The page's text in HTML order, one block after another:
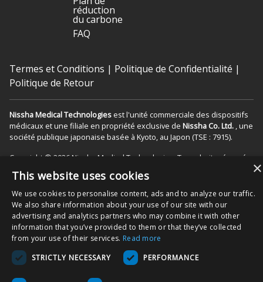
réduction
du carbone
FAQ
Termes et Conditions | Politique de Confidentialité |
Politique de Retour
Nissha Medical Technologies est l'unité commerciale des dispositifs
médicaux et une filiale en propriété exclusive de Nissha Co. Ltd. , une
société publique japonaise basée à Kyoto, au Japon (TSE : 7915).
Copyright © 2026 Nissha Medical Technologies, Tous droits réservés.
En commandant nos produits sur ce site internet, vous reconnaissez
que ces derniers peuvent être étiquetés « Rx Only », donc destinés à
être utilisés comme dispositif médical dans le(s) contexte(s) de
soin(s) approprié(s) aux patients. Vous acceptez également d’utiliser
le produit comme spécifié dans les modes d’emplois, comme indiqué
sur l’emballage et/ou les notices du produit associées. Vous
acceptez que les notices soient suivies pour garantir une utilisation
et une fonctionnalité correctes du produit.
×
This website uses cookies
We use cookies to personalise content, ads and to analyze our traffic.
We also share information about your use of our site with our
advertising and analytics partners who may combine it with other
information that you’ve provided to them or that they’ve collected
from your use of their services. Read more
STRICTLY NECESSARY
PERFORMANCE